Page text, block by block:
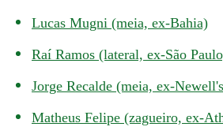
Lucas Mugni (meia, ex-Bahia)
Raí Ramos (lateral, ex-São
Jorge Recalde (meia, ex-
Matheus Felipe (zagueiro, ex-